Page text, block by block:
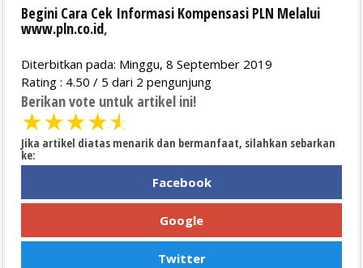
Begini Cara Cek Informasi Kompensasi PLN Melalui
www.pln.co.id,
Diterbitkan pada: Minggu, 8 September 2019
Rating : 4.50 / 5 dari 2 pengunjung
Berikan vote untuk artikel ini!
★★★★★
Jika artikel diatas menarik dan bermanfaat, silahkan sebarkan
ke:
Facebook
Google
Twitter